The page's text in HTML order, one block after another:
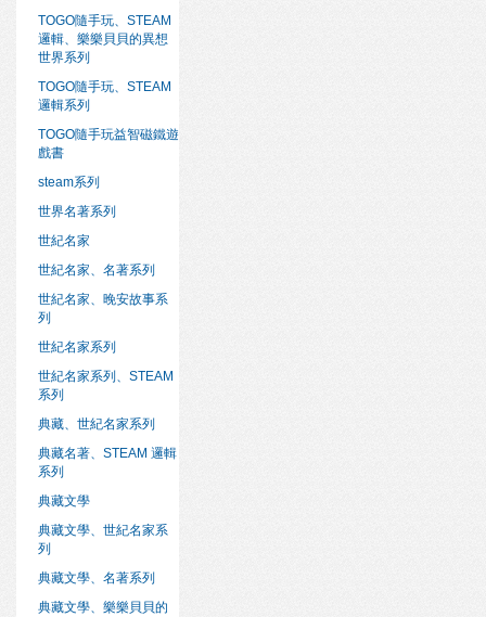
TOGO隨手玩、STEAM
邏輯、樂樂貝貝的異想
世界系列
TOGO隨手玩、STEAM
邏輯系列
TOGO隨手玩益智磁鐵遊
戲書
steam系列
世界名著系列
世紀名家
世紀名家、名著系列
世紀名家、晚安故事系
列
世紀名家系列
世紀名家系列、STEAM
系列
典藏、世紀名家系列
典藏名著、STEAM 邏輯
系列
典藏文學
典藏文學、世紀名家系
列
典藏文學、名著系列
典藏文學、樂樂貝貝的